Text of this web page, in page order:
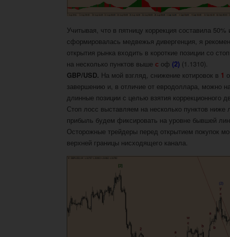
Учитывая, что в пятницу коррекция составила
сформировалась медвежья дивергенция, я
открытия рынка входить в короткие позиции со
на несколько пунктов выше с оф (2) (1.1310).
GBP/USD. На мой взгляд, снижение котировок в 1
завершению и, в отличие от евродоллара, можно
длинные позиции с целью взятия коррекционного
Стоп лосс выставляем на несколько пунктов ниже
прибыль будем фиксировать на уровне бывшей
Осторожные трейдеры перед открытием покупок
верхней границы нисходящего канала.